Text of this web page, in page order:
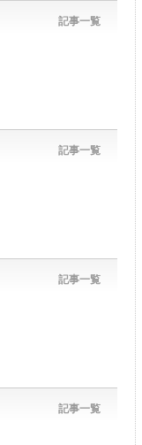
記事一覧
記事一覧
記事一覧
記事一覧